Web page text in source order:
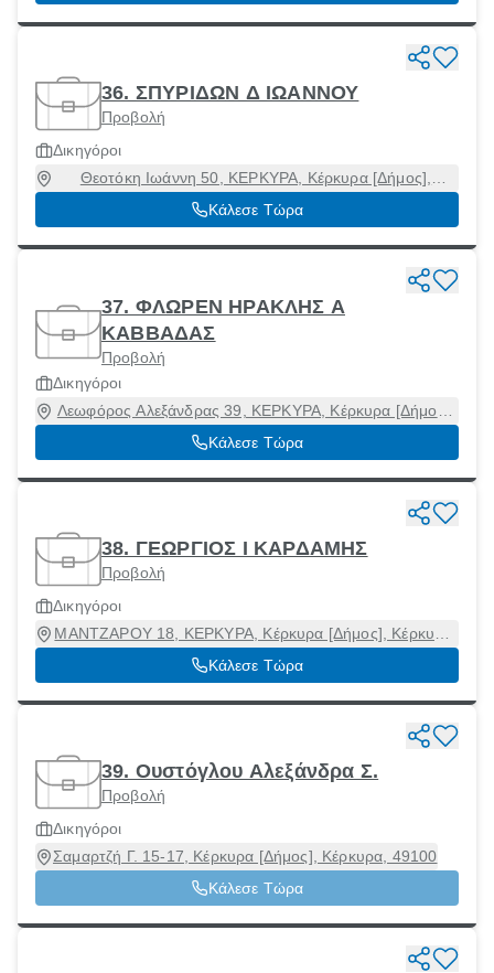
36. ΣΠΥΡΙΔΩΝ Δ ΙΩΑΝΝΟΥ
Προβολή
Δικηγόροι
Θεοτόκη Ιωάννη 50, ΚΕΡΚΥΡΑ, Κέρκυρα [Δήμος],
Κέρκυρα, 49100
Κάλεσε Τώρα
37. ΦΛΩΡΕΝ ΗΡΑΚΛΗΣ Α
ΚΑΒΒΑΔΑΣ
Προβολή
Δικηγόροι
Λεωφόρος Αλεξάνδρας 39, ΚΕΡΚΥΡΑ, Κέρκυρα [Δήμος],
Κέρκυρα, 49100
Κάλεσε Τώρα
38. ΓΕΩΡΓΙΟΣ Ι ΚΑΡΔΑΜΗΣ
Προβολή
Δικηγόροι
ΜΑΝΤΖΑΡΟΥ 18, ΚΕΡΚΥΡΑ, Κέρκυρα [Δήμος], Κέρκυρα,
49100
Κάλεσε Τώρα
39. Ουστόγλου Αλεξάνδρα Σ.
Προβολή
Δικηγόροι
Σαμαρτζή Γ. 15-17, Κέρκυρα [Δήμος], Κέρκυρα, 49100
Κάλεσε Τώρα